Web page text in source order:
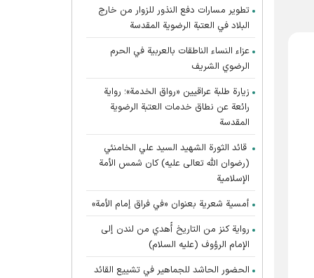
تطوير مسارات دفع النذور للزوار من خارج
البلاد في العتبة الرضوية المقدسة
عزاء النساء الناطقات بالعربية في الحرم
الرضوي الشريف
زيارة طلبة عراقيين «رواق الخدمة»؛ رواية
رائعة عن نطاق خدمات العتبة الرضوية
المقدسة
قائد الثورة الشهيد السيد علي الخامنئي
(رضوان الله تعالى عليه) كان شمس الأمة
الإسلامية
أمسية شعرية بعنوان «في فراق إمام الأمة»
رواية كنز من التاريخ أُهدي من لندن إلى
الإمام الرؤوف (عليه السلام)
الحضور الحاشد للجماهير في تشييع القائد